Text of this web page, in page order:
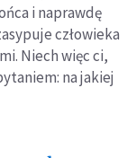
i naprawdę
człowieka
Niech więc ci,
na jakiej